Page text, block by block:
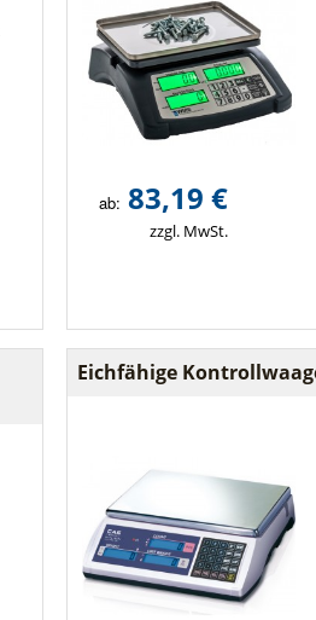
ab: 83,19 €
zzgl. MwSt.
Eichfähige